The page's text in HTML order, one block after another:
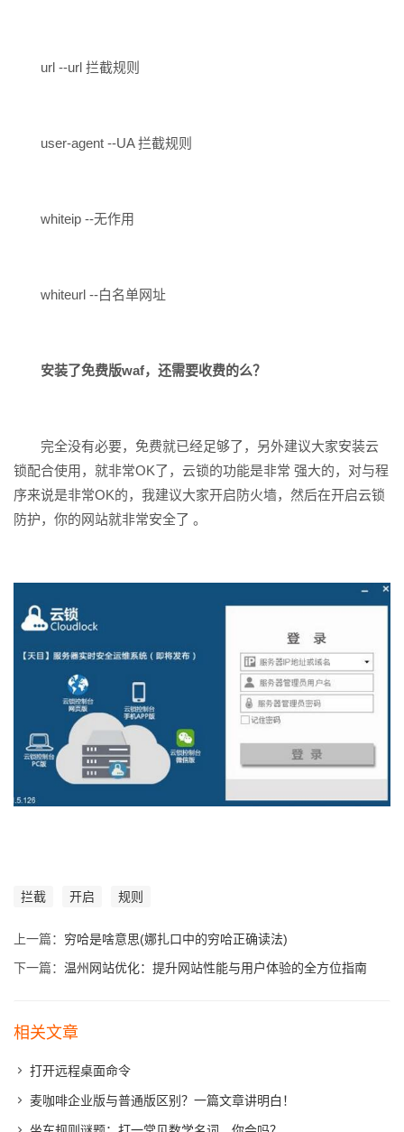
url --url 拦截规则
user-agent --UA 拦截规则
whiteip --无作用
whiteurl --白名单网址
安装了免费版waf，还需要收费的么？
完全没有必要，免费就已经足够了，另外建议大家安装云
锁配合使用，就非常OK了，云锁的功能是非常 强大的，对与程
序来说是非常OK的，我建议大家开启防火墙，然后在开启云锁
防护，你的网站就非常安全了 。
拦截 开启 规则
上一篇： 穷哈是啥意思(娜扎口中的穷哈正确读法)
下一篇： 温州网站优化：提升网站性能与用户体验的全方位指南
相关文章
打开远程桌面命令
麦咖啡企业版与普通版区别？一篇文章讲明白！